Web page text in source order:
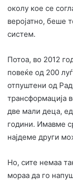
околу кое се
веројатно, беше
систем.
Потоа, во 2012
повеќе од 200
отпуштени од
трансформација
две мали деца,
години. Имавме
најдеме други
Но, сите немаа
мораа да го